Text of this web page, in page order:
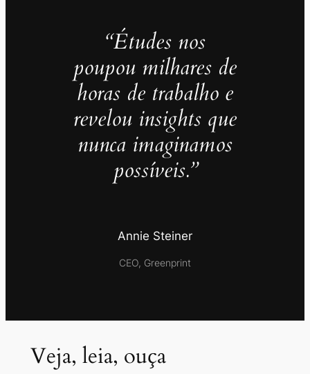
“Études nos
poupou milhares de
horas de trabalho e
revelou insights que
nunca imaginamos
possíveis.”
Annie Steiner
CEO, Greenprint
Veja, leia, ouça